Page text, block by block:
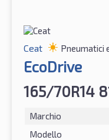
Ceat Pneumatici
EcoDrive
165/70R14
Marchio
Modello